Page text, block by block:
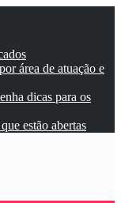
área de atuação e
dicas para os
estão abertas